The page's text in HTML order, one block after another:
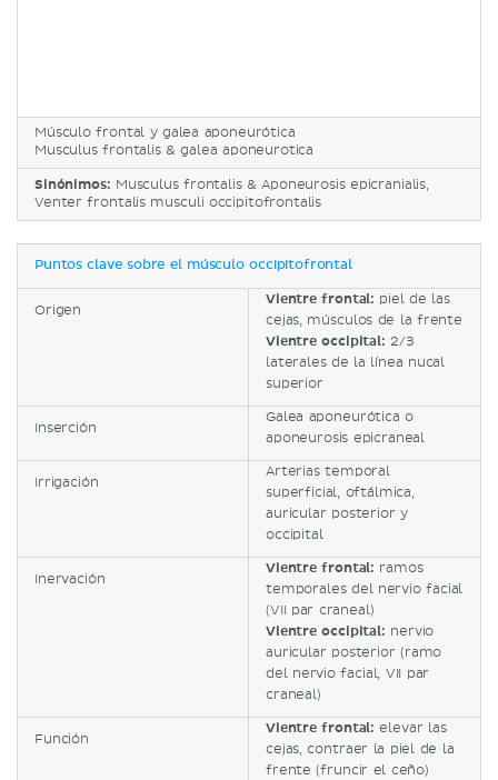
Músculo frontal y galea aponeurótica
Musculus frontalis & galea aponeurotica
Sinónimos: Musculus frontalis & Aponeurosis epicranialis,
Venter frontalis musculi occipitofrontalis
Puntos clave sobre el músculo occipitofrontal
Origen
Vientre frontal: piel de las
cejas, músculos de la frente
Vientre occipital: 2/3
laterales de la línea nucal
superior
Inserción
Galea aponeurótica o
aponeurosis epicraneal
Irrigación
Arterias temporal
superficial, oftálmica,
auricular posterior y
occipital
Inervación
Vientre frontal: ramos
temporales del nervio facial
(VII par craneal)
Vientre occipital: nervio
auricular posterior (ramo
del nervio facial, VII par
craneal)
Función
Vientre frontal: elevar las
cejas, contraer la piel de la
frente (fruncir el ceño)